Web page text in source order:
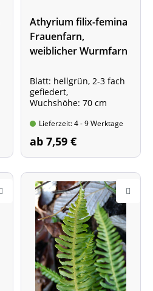
Athyrium filix-femina
Frauenfarn,
weiblicher Wurmfarn
Blatt: hellgrün, 2-3 fach
gefiedert,
Wuchshöhe: 70 cm
Lieferzeit: 4 - 9 Werktage
ab 7,59 €